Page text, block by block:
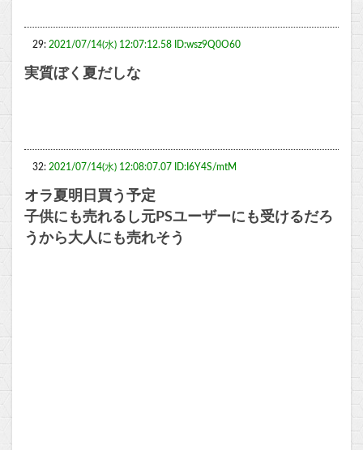
29: 2021/07/14(水) 12:07:12.58 ID:wsz9Q0O60
実質ぼく夏だしな
32: 2021/07/14(水) 12:08:07.07 ID:I6Y4S/mtM
オラ夏明日買う予定
子供にも売れるし元PSユーザーにも受けるだろ
うから大人にも売れそう